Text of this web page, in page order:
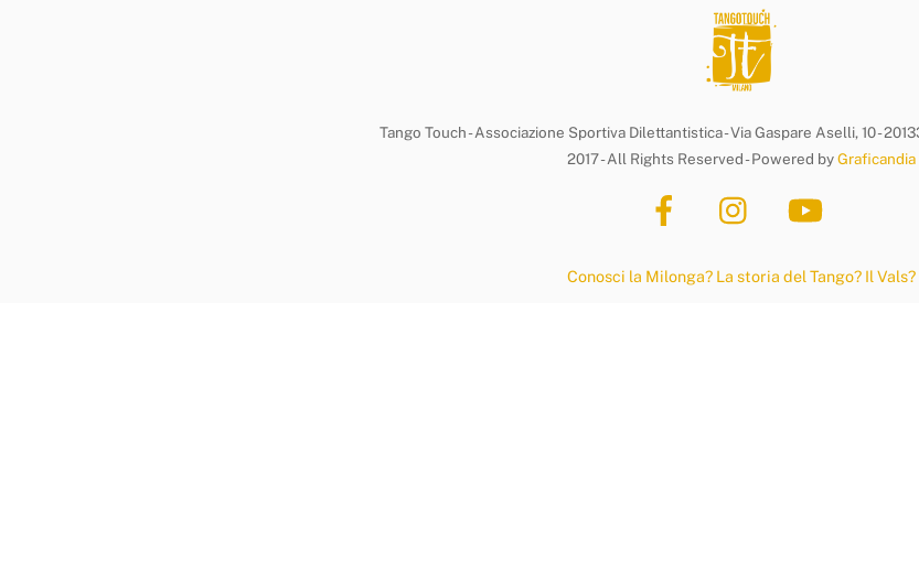
Tango Touch - Associazione Sportiva Dilettantistica - Via Gaspare Aselli, 10 -
2017 - All Rights Reserved - Powered byGraficandia
Conosci la Milonga? La storia del Tango? Il Vals?